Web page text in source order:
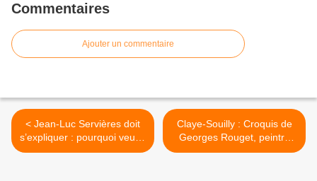
Commentaires
Ajouter un commentaire
< Jean-Luc Servières doit
s’expliquer : pourquoi veut-il
construire 40 logements
Claye-Souilly : Croquis de
Georges Rouget, peintre
d'histoire >